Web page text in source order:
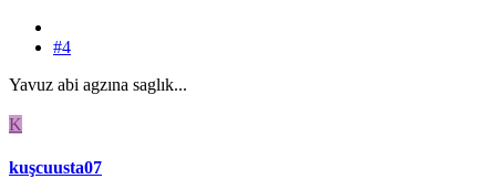
#4
Yavuz abi agzına saglık...
K
kuşcuusta07